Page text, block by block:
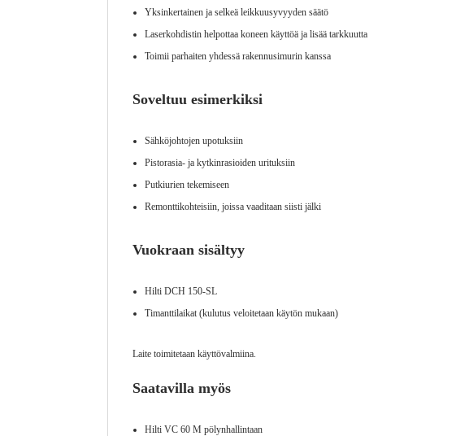
Yksinkertainen ja selkeä leikkuusyvyyden säätö
Laserkohdistin helpottaa koneen käyttöä ja lisää tarkkuutta
Toimii parhaiten yhdessä rakennusimurin kanssa
Soveltuu esimerkiksi
Sähköjohtojen upotuksiin
Pistorasia- ja kytkinrasioiden urituksiin
Putkiurien tekemiseen
Remonttikohteisiin, joissa vaaditaan siisti jälki
Vuokraan sisältyy
Hilti DCH 150-SL
Timanttilaikat (kulutus veloitetaan käytön mukaan)
Laite toimitetaan käyttövalmiina.
Saatavilla myös
Hilti VC 60 M pölynhallintaan